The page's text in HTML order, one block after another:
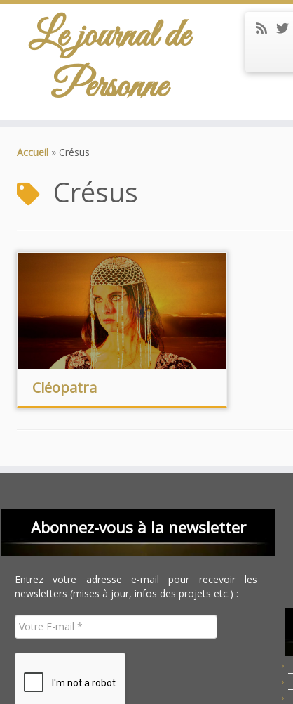
Le journal de
Personne
Accueil » Crésus
Crésus
Cléopatra
Abonnez-vous à la newsletter
Entrez votre adresse e-mail pour recevoir les
newsletters (mises à jour, infos des projets etc.) :